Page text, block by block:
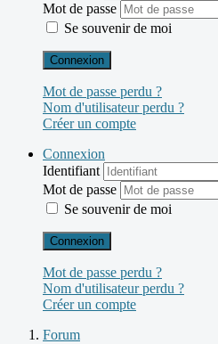
Mot de passe
Se souvenir de moi
Connexion
Mot de passe perdu ?
Nom d'utilisateur perdu ?
Créer un compte
Connexion
Identifiant
Mot de passe
Se souvenir de moi
Connexion
Mot de passe perdu ?
Nom d'utilisateur perdu ?
Créer un compte
Forum